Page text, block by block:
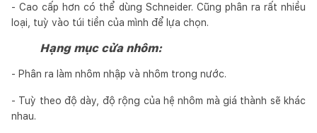
- Cao cấp hơn có thể dùng Schneider. Cũng phân ra rất nhiều
loại, tuỳ vào túi tiền của mình để lựa chọn.
Hạng mục cửa nhôm:
- Phân ra làm nhôm nhập và nhôm trong nước.
- Tuỳ theo độ dày, độ rộng của hệ nhôm mà giá thành sẽ khác
nhau.